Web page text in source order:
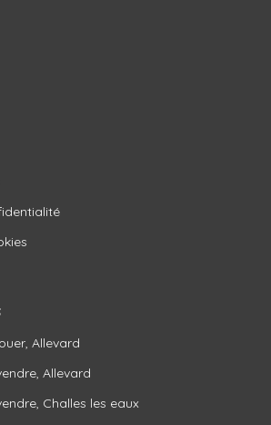
Allevard
Allevard
Challes les eaux